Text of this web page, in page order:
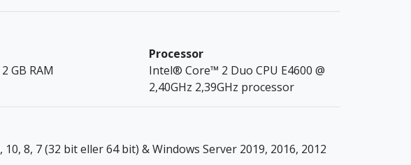
GB RAM
Processor
Intel® Core™ 2 Duo CPU E4600 @
2,40GHz 2,39GHz processor
10, 8, 7 (32 bit eller 64 bit) & Windows Server 2019, 2016, 2012